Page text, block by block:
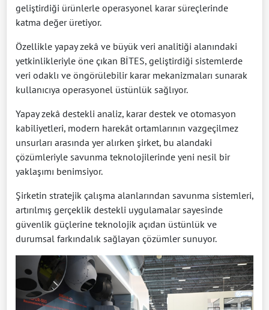
geliştirdiği ürünlerle operasyonel karar süreçlerinde
katma değer üretiyor.
Özellikle yapay zekâ ve büyük veri analitiği alanındaki
yetkinlikleriyle öne çıkan BİTES, geliştirdiği sistemlerde
veri odaklı ve öngörülebilir karar mekanizmaları sunarak
kullanıcıya operasyonel üstünlük sağlıyor.
Yapay zekâ destekli analiz, karar destek ve otomasyon
kabiliyetleri, modern harekât ortamlarının vazgeçilmez
unsurları arasında yer alırken şirket, bu alandaki
çözümleriyle savunma teknolojilerinde yeni nesil bir
yaklaşımı benimsiyor.
Şirketin stratejik çalışma alanlarından savunma sistemleri,
artırılmış gerçeklik destekli uygulamalar sayesinde
güvenlik güçlerine teknolojik açıdan üstünlük ve
durumsal farkındalık sağlayan çözümler sunuyor.